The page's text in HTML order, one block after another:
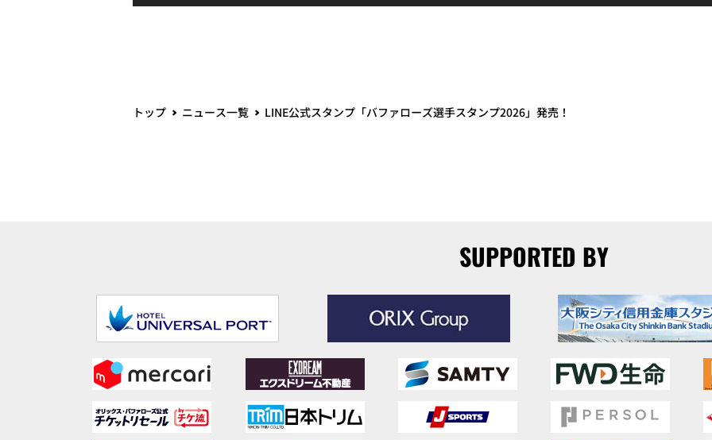
トップ ニュース一覧 LINE公式スタンプ「バファローズ選手スタンプ2026」発売！
SUPPORTED BY